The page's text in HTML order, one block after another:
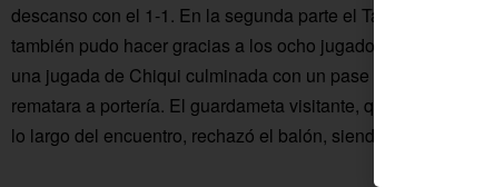
descanso con el 1-1. En la segunda parte el Tartessos
también pudo hacer gracias a los ocho jugadores que hoy
una jugada de Chiqui culminada con un pase en
rematara a portería. El guardameta visitante, que ya había
lo largo del encuentro, rechazó el balón, siendo remachado